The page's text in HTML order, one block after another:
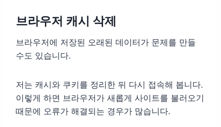
브라우저 캐시 삭제
브라우저에 저장된 오래된 데이터가 문제를 만들
수도 있습니다.
저는 캐시와 쿠키를 정리한 뒤 다시 접속해 봅니다.
이렇게 하면 브라우저가 새롭게 사이트를 불러오기
때문에 오류가 해결되는 경우가 많습니다.